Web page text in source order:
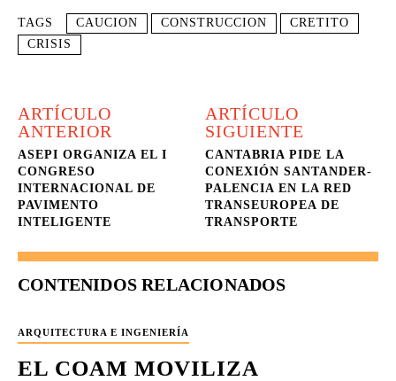
TAGS CAUCION CONSTRUCCION
CRETITO
CRISIS
ARTÍCULO
ANTERIOR
ASEPI ORGANIZA EL I
CONGRESO
INTERNACIONAL DE
PAVIMENTO
INTELIGENTE
ARTÍCULO
SIGUIENTE
CANTABRIA PIDE LA
CONEXIÓN SANTANDER-
PALENCIA EN LA RED
TRANSEUROPEA DE
TRANSPORTE
CONTENIDOS RELACIONADOS
ARQUITECTURA E INGENIERÍA
EL COAM MOVILIZA